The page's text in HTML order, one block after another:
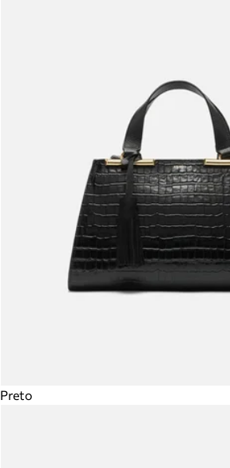
Preto